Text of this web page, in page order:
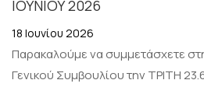
ΙΟΥΝΙΟΥ 2026
18 Ιουνίου 2026
Παρακαλούμε να συμμετάσχετε
Γενικού Συμβουλίου την ΤΡΙΤΗ